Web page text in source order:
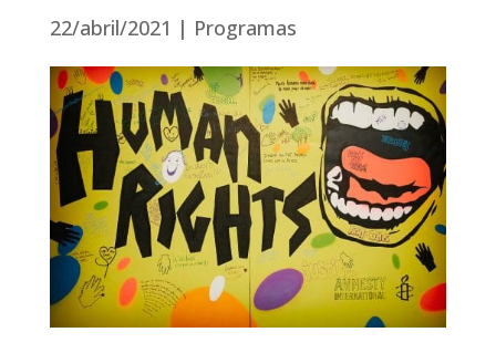
22/abril/2021 | Programas